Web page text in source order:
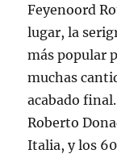
Feyenoord
lugar, la
más popular
muchas
acabado
Roberto
Italia, y los